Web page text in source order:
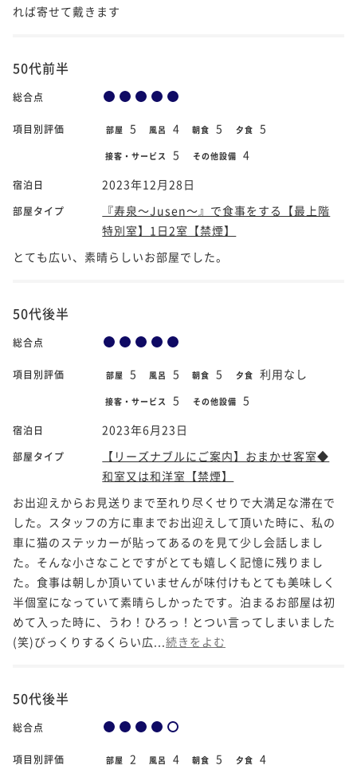
れば寄せて戴きます
50代前半
総合点
項目別評価 部屋 5 風呂 4 朝食 5 夕食 5
接客・サービス 5 その他設備 4
宿泊日 2023年12月28日
部屋タイプ
『寿泉～Jusen～』で食事をする【最上階
特別室】1日2室【禁煙】
とても広い、素晴らしいお部屋でした。
50代後半
総合点
項目別評価 部屋 5 風呂 5 朝食 5 夕食 利用なし
接客・サービス 5 その他設備 5
宿泊日 2023年6月23日
部屋タイプ
【リーズナブルにご案内】おまかせ客室◆
和室又は和洋室【禁煙】
お出迎えからお見送りまで至れり尽くせりで大満足な滞在で
した。スタッフの方に車までお出迎えして頂いた時に、私の
車に猫のステッカーが貼ってあるのを見て少し会話しまし
た。そんな小さなことですがとても嬉しく記憶に残りまし
た。食事は朝しか頂いていませんが味付けもとても美味しく
半個室になっていて素晴らしかったです。泊まるお部屋は初
めて入った時に、うわ！ひろっ！とつい言ってしまいました
(笑)びっくりするくらい広... 続きをよむ
50代後半
総合点
項目別評価 部屋 2 風呂 4 朝食 5 夕食 4